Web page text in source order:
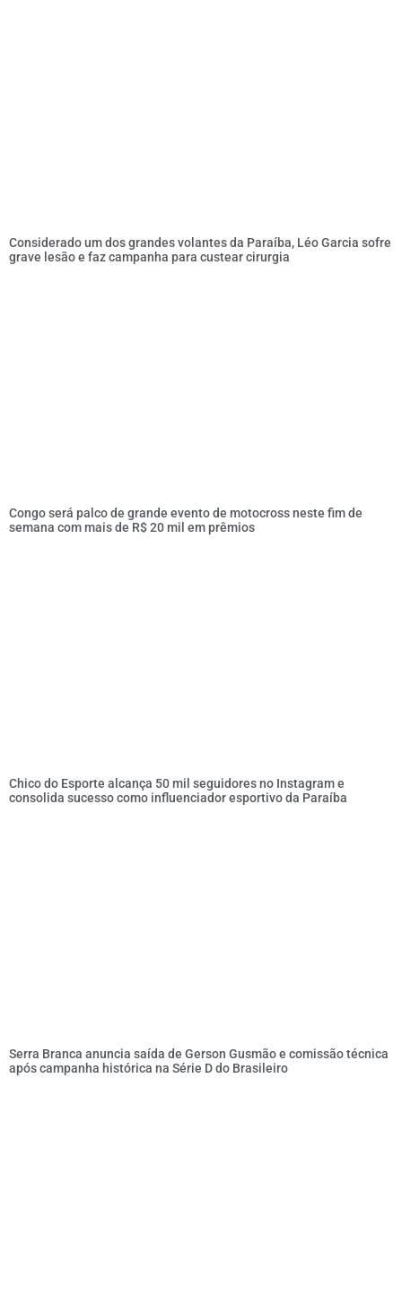
Considerado um dos grandes volantes da Paraíba, Léo Garcia sofre
grave lesão e faz campanha para custear cirurgia
Congo será palco de grande evento de motocross neste fim de
semana com mais de R$ 20 mil em prêmios
Chico do Esporte alcança 50 mil seguidores no Instagram e
consolida sucesso como influenciador esportivo da Paraíba
Serra Branca anuncia saída de Gerson Gusmão e comissão técnica
após campanha histórica na Série D do Brasileiro